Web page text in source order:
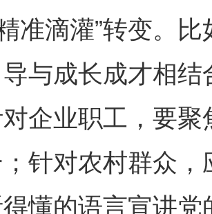
准滴灌”转变。
与成长成才相结
企业职工，要
针对农村群众
懂的语言宣讲